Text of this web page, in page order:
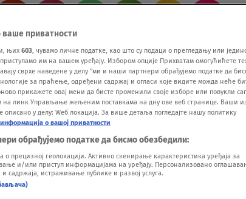
dolazi na
sami otkrivaju
SNS
ваше приватности
њих 603, чувамо личне податке, као што су подаци о прегледању или
им на вашем уређају. Избором опције Прихватам омогућићете
сврхе наведене у делу "ми и наши партнери обрађујемо податке да
за праћење, одређени садржај и огласи које видите можда неће
прикажете овај мени да бисте променили своје изборе или повукли
на линк Управљање жељеним поставкама на дну ове веб странице. Ваши
описано у делу: Wеб локација. За више детаља погледајте нашу политику
о вашој приватности
обрађујемо податке да бисмо обезбедили:
прецизној геолокацији. Активно скенирање карактеристика уређаја за
и/или приступ информацијама на уређају. Персонализовано
садржаја, истраживање публике и развој услуга.